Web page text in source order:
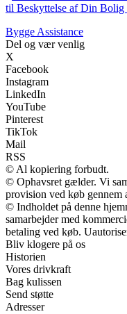
til Beskyttelse af Din Bolig
Bygge Assistance
Del og vær venlig
X
Facebook
Instagram
LinkedIn
YouTube
Pinterest
TikTok
Mail
RSS
© Al kopiering forbudt.
© Ophavsret gælder. Vi
provision ved køb gennem
© Indholdet på denne
samarbejder med
betaling ved køb.
Bliv klogere på os
Historien
Vores drivkraft
Bag kulissen
Send støtte
Adresser